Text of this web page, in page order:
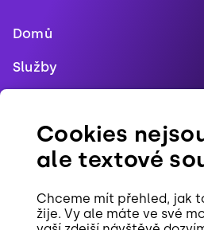
Cookies
ale textové
Chceme mít přehled, jak
žije. Vy ale máte ve své
Domů
Služby
Reference
Pracovní pozice
Kontakt